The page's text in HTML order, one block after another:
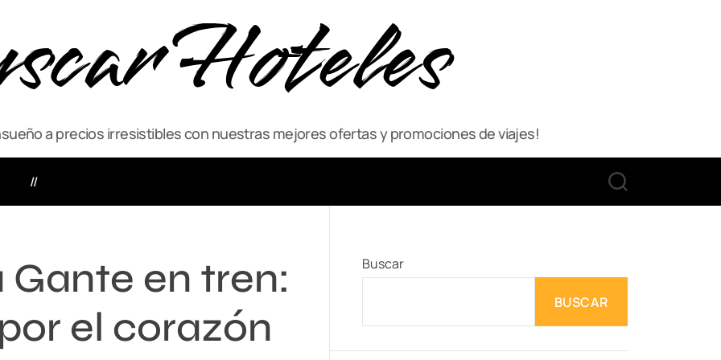
Hoteles
a precios irresistibles con nuestras mejores ofertas y promociones de viajes!
S
H
Gante en tren:
el corazón
Buscar
BUSCAR